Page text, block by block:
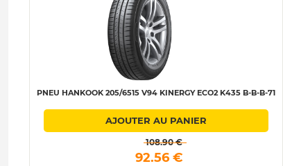
PNEU HANKOOK 205/6515 V94 KINERGY ECO2 K435 B-B-B-71
AJOUTER AU PANIER
108.90 €
92.56 €